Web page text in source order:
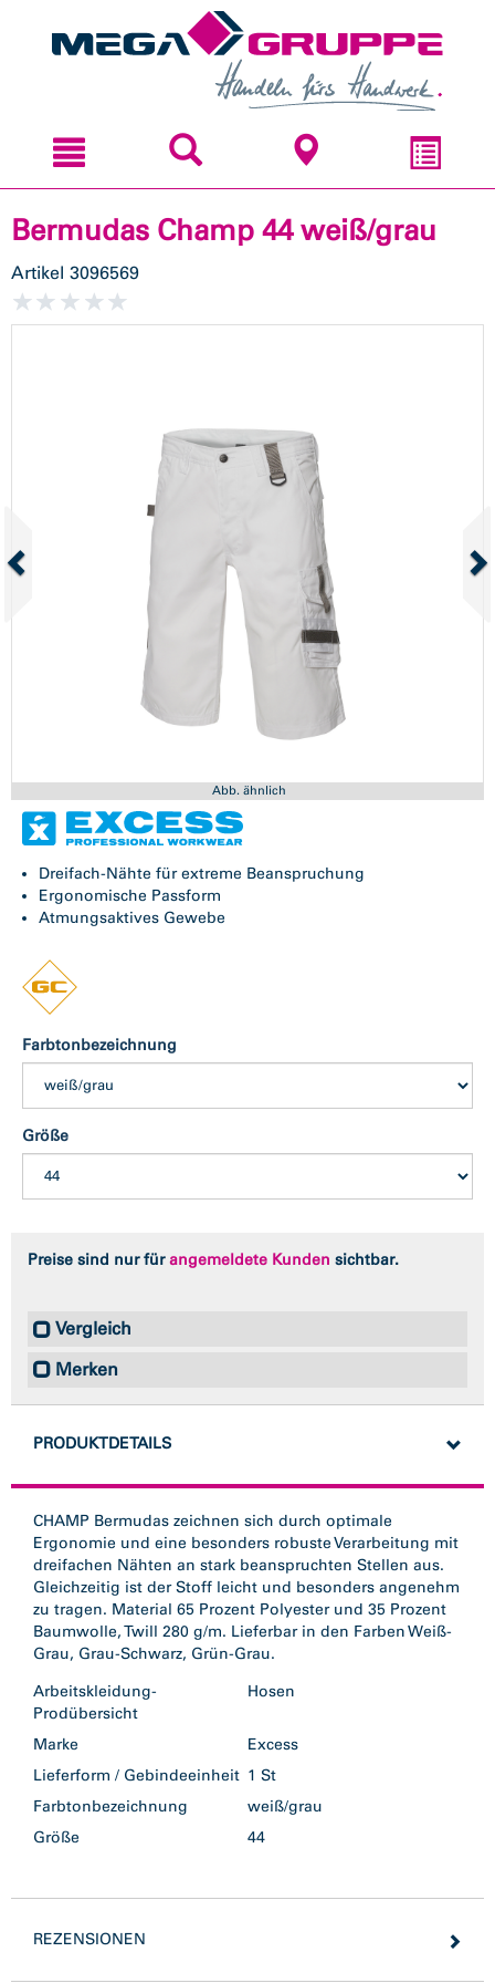
Bermudas Champ 44 weiß/grau
Artikel 3096569
Abb. ähnlich
Dreifach-Nähte für extreme Beanspruchung
Ergonomische Passform
Atmungsaktives Gewebe
Farbtonbezeichnung
Größe
Preise sind nur fürangemeldete Kunden sichtbar.
Vergleich
Merken
PRODUKTDETAILS
CHAMP Bermudas zeichnen sich durch optimale
Ergonomie und eine besonders robuste Verarbeitung mit
dreifachen Nähten an stark beanspruchten Stellen aus.
Gleichzeitig ist der Stoff leicht und besonders angenehm
zu tragen. Material 65 Prozent Polyester und 35 Prozent
Baumwolle, Twill 280 g/m. Lieferbar in den Farben Weiß-
Grau, Grau-Schwarz, Grün-Grau.
Arbeitskleidung-
Prodübersicht
Hosen
Marke
Excess
Lieferform / Gebindeeinheit 1 St
Farbtonbezeichnung
weiß/grau
Größe
44
REZENSIONEN